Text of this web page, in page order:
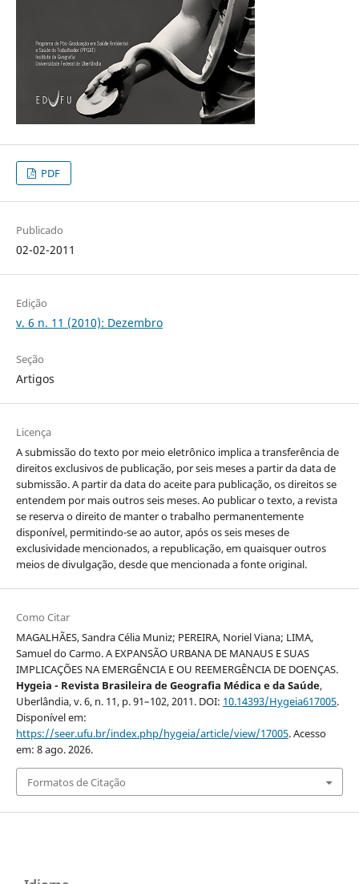
PDF
Publicado
02-02-2011
Edição
v. 6 n. 11 (2010): Dezembro
Seção
Artigos
Licença
A submissão do texto por meio eletrônico implica a transferência de
direitos exclusivos de publicação, por seis meses a partir da data de
submissão. A partir da data do aceite para publicação, os direitos se
entendem por mais outros seis meses. Ao publicar o texto, a revista
se reserva o direito de manter o trabalho permanentemente
disponível, permitindo-se ao autor, após os seis meses de
exclusividade mencionados, a republicação, em quaisquer outros
meios de divulgação, desde que mencionada a fonte original.
Como Citar
MAGALHÃES, Sandra Célia Muniz; PEREIRA, Noriel Viana; LIMA,
Samuel do Carmo. A EXPANSÃO URBANA DE MANAUS E SUAS
IMPLICAÇÕES NA EMERGÊNCIA E OU REEMERGÊNCIA DE DOENÇAS.
Hygeia - Revista Brasileira de Geografia Médica e da Saúde,
Uberlândia, v. 6, n. 11, p. 91–102, 2011. DOI: 10.14393/Hygeia617005.
Disponível em:
https://seer.ufu.br/index.php/hygeia/article/view/17005. Acesso
em: 8 ago. 2026.
Formatos de Citação